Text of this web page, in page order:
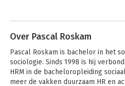
projecten die werken aan inclusie
arbeidsmarkt.
Met medewerking van: Basselé
Irmgard , Dorenbosch Luc , Freese
Henssen Bart , Janssens Geert ,
Fréderic , Leroy Hannes , Moens
job redesign ziet hij daarbij als een
de toekomstige HR-professionals.
onderzoeker verbonden aan
de UCLL in Leuven.
Over Pascal Roskam
Pascal Roskam is bachelor in het
sociologie. Sinds 1998 is hij
HRM in de bacheloropleiding
meer de vakken duurzaam HR en